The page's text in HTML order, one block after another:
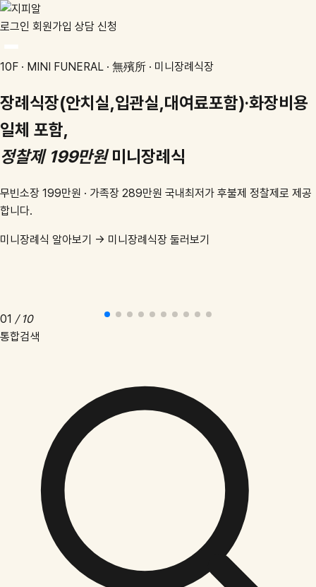
로그인 회원가입 상담 신청
10F · MINI FUNERAL · 無殯所 · 미니장례식장
장례식장(안치실,입관실,대여료포함)·화장비용
일체 포함,
정찰제 199만원미니장례식
무빈소장 199만원 · 가족장 289만원 국내최저가 후불제 정찰제로 제공
합니다.
미니장례식 알아보기 → 미니장례식장 둘러보기
9F · NATURAL BURIAL · 落土葬 · 낙토장관
흙으로 돌아간 그곳,
GPS 좌표로 영원히
분골을 비석·봉분 없이 자연 그대로 흙에 모시고, GPS 좌표로 위치를 영
낙토장 알아보기 →
유지비 0원
마이묘 분양받기 →
다시 만나보세요.
장묘문화 길라잡이
묘지닥터 보기 →
GPS좌표 묘지거래소
어르신 돌봄 인프라
병원·복지 포털 둘러보기 →
한눈에
장의 포털 둘러보기 → 장의포털관 둘러보기
151만원으로 분양
지금 분양 신청 →
GPR마트
GPR마트 둘러보기
02 / 10
통합검색